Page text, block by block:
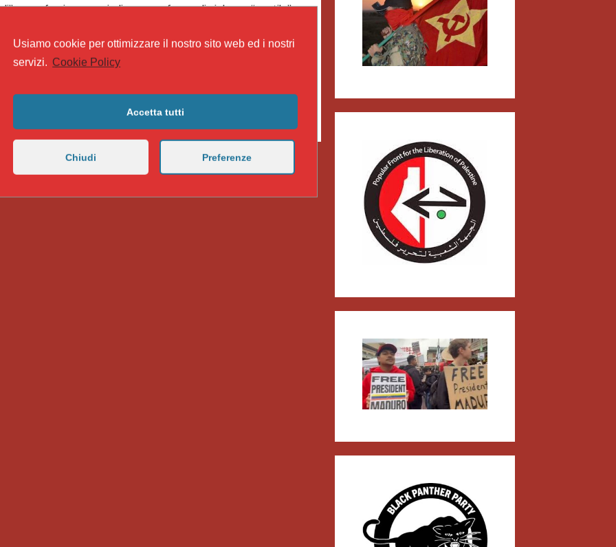
un eufemismo per indicare una forma di violenza “gentile”
Usiamo cookie per ottimizzare il nostro sito web ed i nostri
servizi. Cookie Policy
Accetta tutti
Chiudi Preferenze